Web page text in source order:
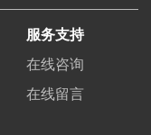
服务支持
在线咨询
在线留言